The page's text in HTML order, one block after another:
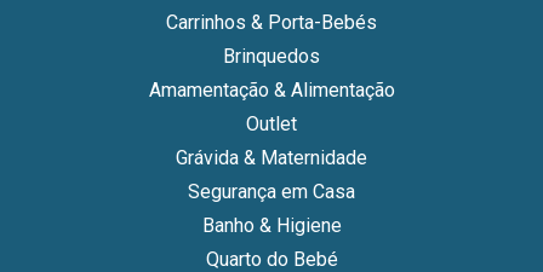
Carrinhos & Porta-Bebés
Brinquedos
Amamentação & Alimentação
Outlet
Grávida & Maternidade
Segurança em Casa
Banho & Higiene
Quarto do Bebé